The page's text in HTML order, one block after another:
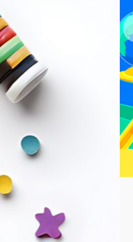
to
content